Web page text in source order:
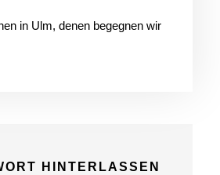
in Ulm, denen begegnen wir
HINTERLASSEN